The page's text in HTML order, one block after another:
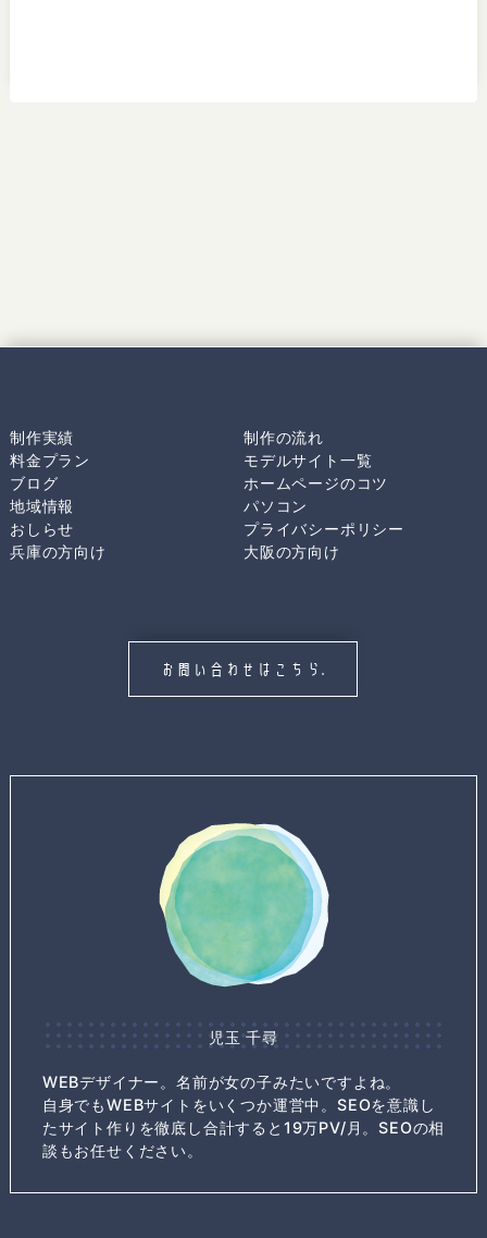
制作実績
制作の流れ
料金プラン
モデルサイト一覧
ブログ
ホームページのコツ
地域情報
パソコン
おしらせ
プライバシーポリシー
兵庫の方向け
大阪の方向け
お問い合わせはこちら.
児玉 千尋
WEBデザイナー。名前が女の子みたいですよね。
自身でもWEBサイトをいくつか運営中。SEOを意識し
たサイト作りを徹底し合計すると19万PV/月。SEOの相
談もお任せください。